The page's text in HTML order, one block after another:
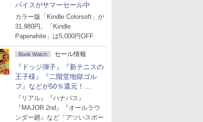
バイスがサマーセール中
カラー版「Kindle Colorsoft」が
31,980円。「Kindle
Paperwhite」は5,000円OFF
Book Watch セール情報
『ドッジ弾子』『新テニスの
王子様』『二階堂地獄ゴル
フ』などが50％還元！
Amazonマンガ週末セール
『リアル』『ハナバス』
『MAJOR 2nd』『オールラウ
ンダー廻』など「アツいスポー